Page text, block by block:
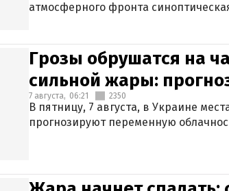
атмосферного фронта
Грозы обрушатся на
сильной жары:
7 августа, 06:21 2350
В пятницу, 7 августа, в Украине
прогнозируют переменную